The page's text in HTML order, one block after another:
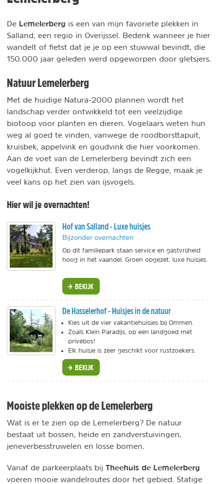
De Lemelerberg is een van mijn favoriete plekken in
Salland, een regio in Overijssel. Bedenk wanneer je hier
wandelt of fietst dat je je op een stuwwal bevindt, die
150.000 jaar geleden werd opgeworpen door gletsjers.
Natuur Lemelerberg
Met de huidige Natura-2000 plannen wordt het
landschap verder ontwikkeld tot een veelzijdige
biotoop voor planten en dieren. Vogelaars weten hun
weg al goed te vinden, vanwege de roodborsttapuit,
kruisbek, appelvink en goudvink die hier voorkomen.
Aan de voet van de Lemelerberg bevindt zich een
vogelkijkhut. Even verderop, langs de Regge, maak je
veel kans op het zien van ijsvogels.
Hier wil je overnachten!
Hof van Salland - Luxe huisjes
Bijzonder overnachten
Op dit familiepark staan service en gastvrijheid
hoog in het vaandel. Groen opgezet, luxe huisjes.
BEKIJK
De Hasselerhof - Huisjes in de natuur
Kies uit de vier vakantiehuisjes bij Ommen.
Zoals Klein Paradijs, op een landgoed met
privébos!
Elk huisje is zeer geschikt voor rustzoekers.
BEKIJK
Mooiste plekken op de Lemelerberg
Wat is er te zien op de Lemelerberg? De natuur
bestaat uit bossen, heide en zandverstuivingen,
jeneverbesstruwelen en losse bomen.
Vanaf de parkeerplaats bij Theehuis de Lemelerberg
voeren mooie wandelroutes door het gebied. Statige